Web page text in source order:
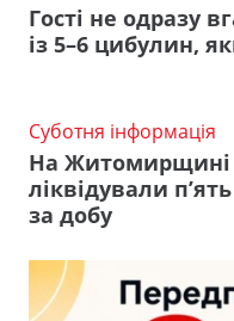
Гості не одразу
із 5–6 цибулин,
Суботня інформація
На Житомирщині
ліквідували
за добу